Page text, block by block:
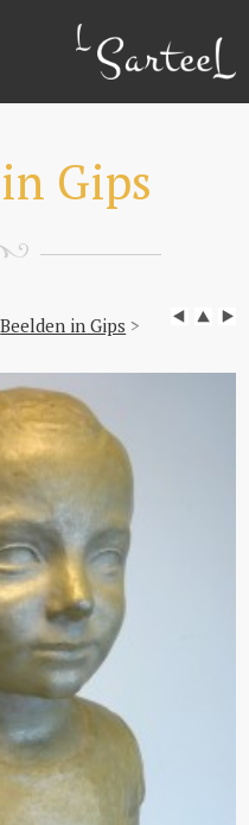
Gips
Beelden in Gips >